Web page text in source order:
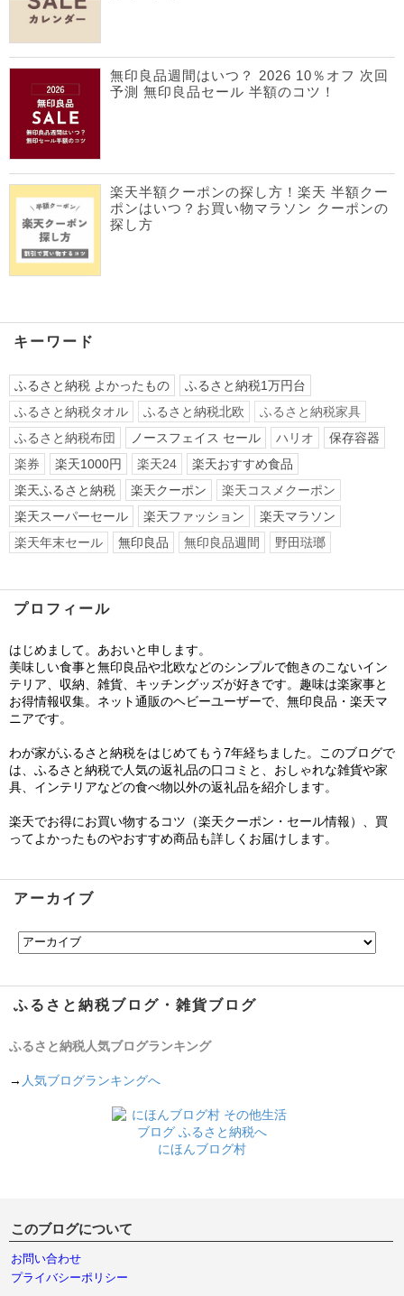
無印良品週間はいつ？ 2026 10％オフ 次回
予測 無印良品セール 半額のコツ！
楽天半額クーポンの探し方！楽天 半額クー
ポンはいつ？お買い物マラソン クーポンの
探し方
キーワード
ふるさと納税 よかったもの
ふるさと納税1万円台
ふるさと納税タオル
ふるさと納税北欧
ふるさと納税家具
ふるさと納税布団
ノースフェイス セール ハリオ
保存容器
楽券
楽天1000円 楽天24
楽天おすすめ食品
楽天ふるさと納税
楽天クーポン
楽天コスメクーポン
楽天スーパーセール
楽天ファッション
楽天マラソン
楽天年末セール
無印良品 無印良品週間 野田琺瑯
プロフィール
はじめまして。あおいと申します。
美味しい食事と無印良品や北欧などのシンプルで飽きのこないイン
テリア、収納、雑貨、キッチングッズが好きです。趣味は楽家事と
お得情報収集。ネット通販のヘビーユーザーで、無印良品・楽天マ
ニアです。
わが家がふるさと納税をはじめてもう7年経ちました。このブログで
は、ふるさと納税で人気の返礼品の口コミと、おしゃれな雑貨や家
具、インテリアなどの食べ物以外の返礼品を紹介します。
楽天でお得にお買い物するコツ（楽天クーポン・セール情報）、買
ってよかったものやおすすめ商品も詳しくお届けします。
アーカイブ
ふるさと納税ブログ・雑貨ブログ
ふるさと納税人気ブログランキング
→ 人気ブログランキングへ
にほんブログ村
このブログについて
お問い合わせ
プライバシーポリシー